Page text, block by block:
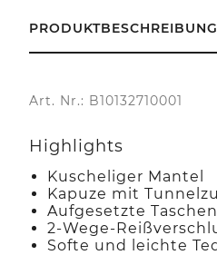
PRODUKTBESCHREIBUNG
Art. Nr.: B10132710001
Highlights
Kuscheliger Mantel
Kapuze mit
Aufgesetzte
2-Wege-
Softe und leichte